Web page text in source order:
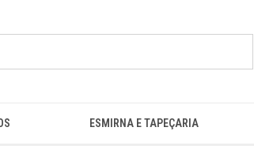
ESMIRNA E TAPEÇARIA